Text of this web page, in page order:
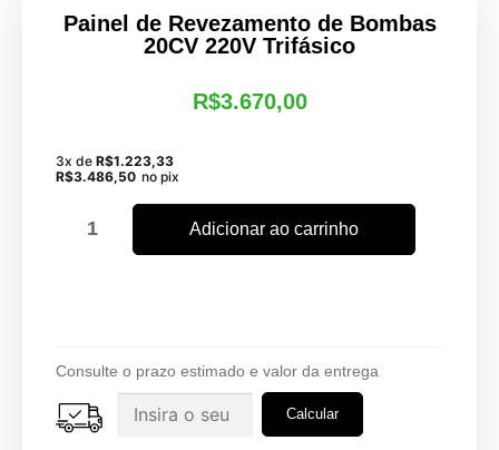
Painel de Revezamento de Bombas
20CV 220V Trifásico
R$3.670,00
3x de R$1.223,33
R$3.486,50 no pix
Adicionar ao carrinho
Consulte o prazo estimado e valor da entrega